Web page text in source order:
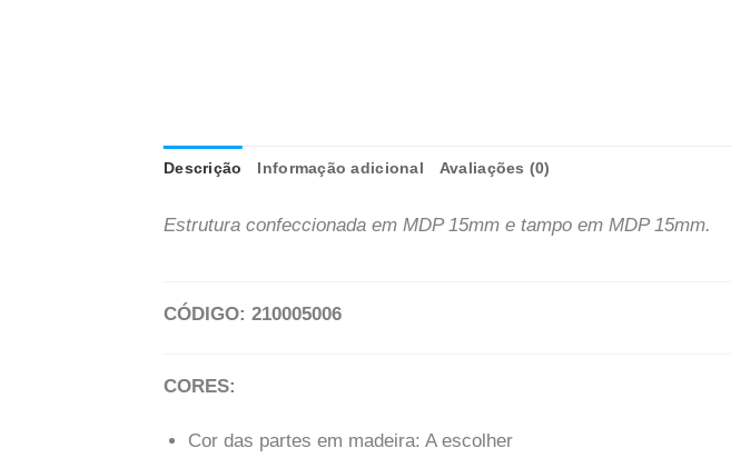
Descrição Informação adicional Avaliações (0)
Estrutura confeccionada em MDP 15mm e tampo em MDP 15mm.
CÓDIGO: 210005006
CORES:
Cor das partes em madeira: A escolher